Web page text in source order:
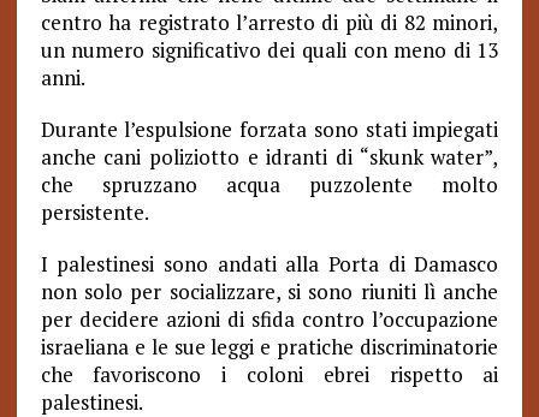
centro ha registrato l’arresto di più di 82 minori,
un numero significativo dei quali con meno di 13
anni.
Durante l’espulsione forzata sono stati impiegati
anche cani poliziotto e idranti di “skunk water”,
che spruzzano acqua puzzolente molto
persistente.
I palestinesi sono andati alla Porta di Damasco
non solo per socializzare, si sono riuniti lì anche
per decidere azioni di sfida contro l’occupazione
israeliana e le sue leggi e pratiche discriminatorie
che favoriscono i coloni ebrei rispetto ai
palestinesi.